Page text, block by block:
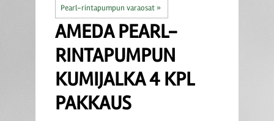
Pearl-rintapumpun varaosat ‪»
AMEDA PEARL-
RINTAPUMPUN
KUMIJALKA 4 KPL
PAKKAUS